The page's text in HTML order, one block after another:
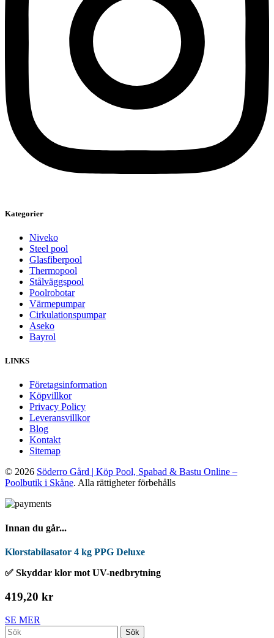
Kategorier
Niveko
Steel pool
Glasfiberpool
Thermopool
Stålväggspool
Poolrobotar
Värmepumpar
Cirkulationspumpar
Aseko
Bayrol
LINKS
Företagsinformation
Köpvillkor
Privacy Policy
Leveransvillkor
Blog
Kontakt
Sitemap
© 2026 Söderro Gård | Köp Pool, Spabad & Bastu Online –
Poolbutik i Skåne. Alla rättigheter förbehålls
Innan du går...
Klorstabilasator 4 kg PPG Deluxe
✅ Skyddar klor mot UV-nedbrytning
419,20 kr
SE MER
Sök